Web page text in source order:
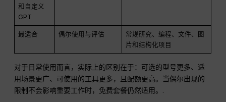
和自定义
GPT
最适合 偶尔使用与评估
常规研究、编程、文件、图
片和结构化项目
对于日常使用而言，实际上的区别在于：可选的型号更多、适
用场景更广、可使用的工具更多，且配额更高。当偶尔出现的
限制不会影响重要工作时，免费套餐仍然适用。.